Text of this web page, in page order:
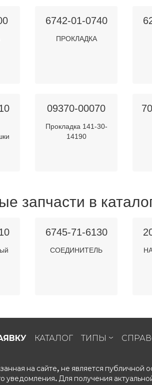
6742-01-0740
ПРОКЛАДКА
09370-00070
Прокладка 141-30-
14190
запчасти в
6745-71-6130
СОЕДИНИТЕЛЬ
КАТАЛОГ ТИПЫ
на сайте, не является
уведомления. Для получения